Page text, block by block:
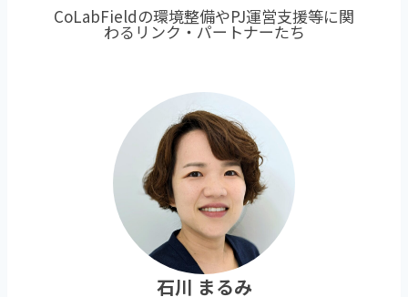
CoLabFieldの環境整備やPJ運営支援等に関
わるリンク・パートナーたち
石川 まるみ